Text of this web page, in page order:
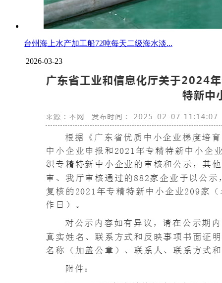
台州海上水产加工船72吨每天二级海水淡...
2026-03-23